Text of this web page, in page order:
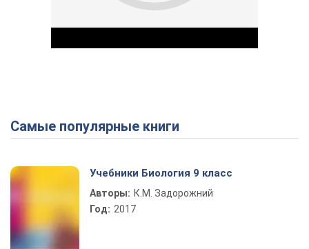
Play Video
Самые популярные книги
Учебники Биология 9 класс
Авторы: К.М. Задорожний
Год: 2017